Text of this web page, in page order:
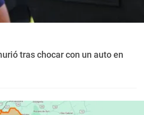
tras chocar con un auto en